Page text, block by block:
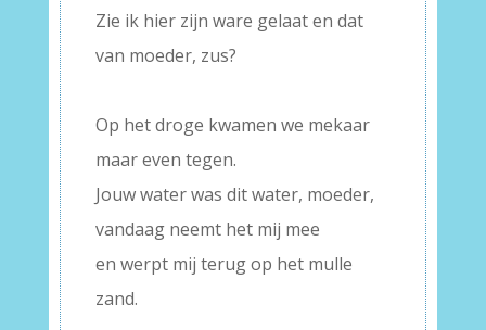
Zie ik hier zijn ware gelaat en dat
van moeder, zus?
Op het droge kwamen we mekaar
maar even tegen.
Jouw water was dit water, moeder,
vandaag neemt het mij mee
en werpt mij terug op het mulle
zand.